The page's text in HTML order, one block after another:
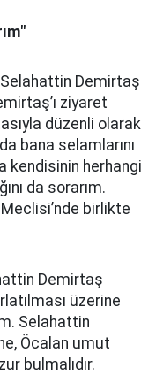
Selahattin Demirtaş
ziyaret
düzenli olarak
bana selamlarını
kendisinin herhangi
da sorarım.
birlikte
Demirtaş
üzerine
Selahattin
Öcalan umut
bulmalıdır.